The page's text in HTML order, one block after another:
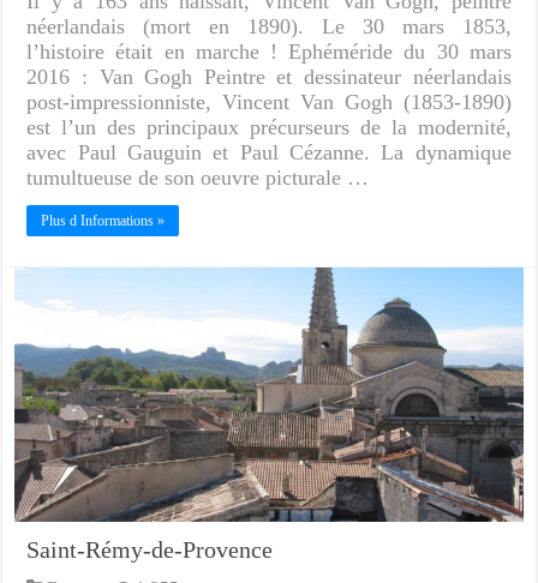
néerlandais (mort en 1890). Le 30 mars 1853,
l’histoire était en marche ! Ephéméride du 30 mars
2016 : Van Gogh Peintre et dessinateur néerlandais
post-impressionniste, Vincent Van Gogh (1853-1890)
est l’un des principaux précurseurs de la modernité,
avec Paul Gauguin et Paul Cézanne. La dynamique
tumultueuse de son oeuvre picturale …
Plus d Informations »
Saint-Rémy-de-Provence